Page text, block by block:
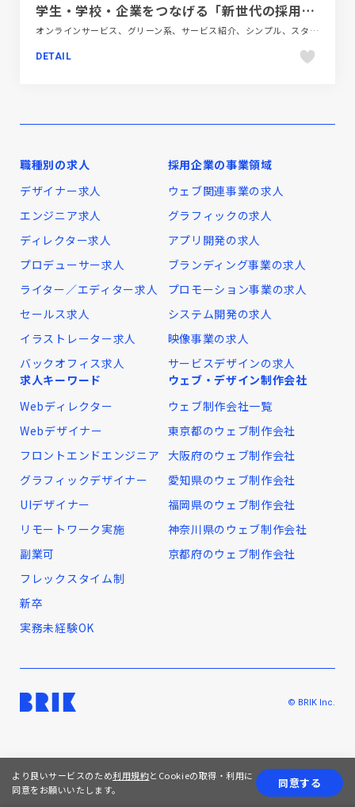
学生・学校・企業をつなげる「新世代の採用・求人サービス」キャリタスUC
オンラインサービス、グリーン系、サービス紹介、シンプル、スタイリッシュ、フラットデザイン、ブランド・サービスサイト、ブルー系、ホワイト系、ポップ、教育・学校
DETAIL
職種別の求人
デザイナー求人
エンジニア求人
ディレクター求人
プロデューサー求人
ライター／エディター求人
セールス求人
イラストレーター求人
バックオフィス求人
採用企業の事業領域
ウェブ関連事業の求人
グラフィックの求人
アプリ開発の求人
ブランディング事業の求人
プロモーション事業の求人
システム開発の求人
映像事業の求人
サービスデザインの求人
求人キーワード
Webディレクター
Webデザイナー
フロントエンドエンジニア
グラフィックデザイナー
UIデザイナー
リモートワーク実施
副業可
フレックスタイム制
新卒
実務未経験OK
ウェブ・デザイン制作会社
ウェブ制作会社一覧
東京都のウェブ制作会社
大阪府のウェブ制作会社
愛知県のウェブ制作会社
福岡県のウェブ制作会社
神奈川県のウェブ制作会社
京都府のウェブ制作会社
© BRIK Inc.
より良いサービスのため利用規約とCookieの取得・利用に
同意をお願いいたします。
同意する